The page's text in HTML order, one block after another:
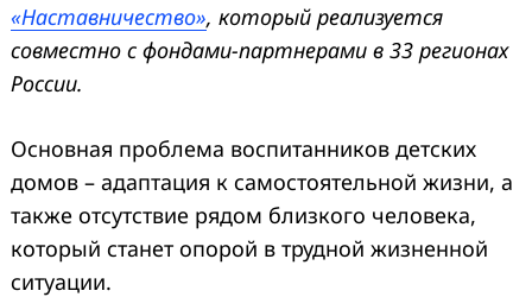
«Наставничество», который реализуется
совместно с фондами-партнерами в 33 регионах
России.
Основная проблема воспитанников детских
домов – адаптация к самостоятельной жизни, а
также отсутствие рядом близкого человека,
который станет опорой в трудной жизненной
ситуации.